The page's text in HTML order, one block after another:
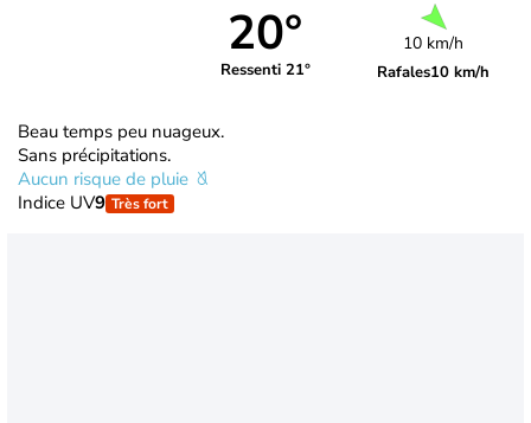
20°
Ressenti 21°
10 km/h
Rafales10 km/h
Beau temps peu nuageux.
Sans précipitations.
Aucun risque de pluie
Indice UV9 Très fort